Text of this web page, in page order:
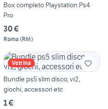
Box completo Playstation Ps4
Pro
30 €
Roma (RM)
Vetrina
Bundle ps5 slim disco, vr2,
giochi, accessori etc
1 €